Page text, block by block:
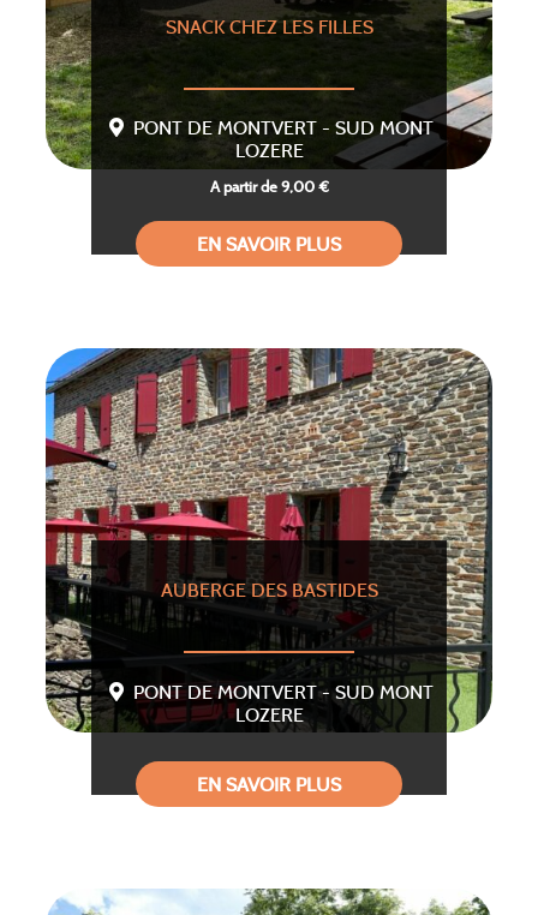
SNACK CHEZ LES FILLES
PONT DE MONTVERT - SUD MONT
LOZERE
A partir de 9,00 €
EN SAVOIR PLUS
AUBERGE DES BASTIDES
PONT DE MONTVERT - SUD MONT
LOZERE
EN SAVOIR PLUS